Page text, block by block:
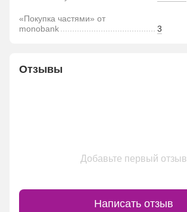
«Покупка частями» от
monobank
3
Отзывы
Добавьте первый отзыв
Написать отзыв